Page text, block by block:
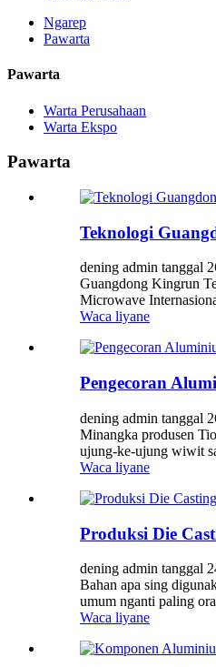
Ngarep
Pawarta
Pawarta
Warta Perusahaan
Warta Ekspo
Pawarta
Teknologi
dening admin tanggal
Guangdong Kingrun
Microwave
Waca liyane
Pengecoran
dening admin tanggal
Minangka produsen
ujung-ke-ujung wiwit
Waca liyane
Produksi Die
dening admin tanggal
Bahan apa sing
umum nganti paling
Waca liyane